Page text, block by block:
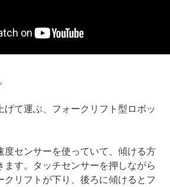
げて運ぶ、フォークリフト型ロボッ
度センサーを使っていて、傾ける方
ます。タッチセンサーを押しながら
クリフトが下り、後ろに傾けるとフ